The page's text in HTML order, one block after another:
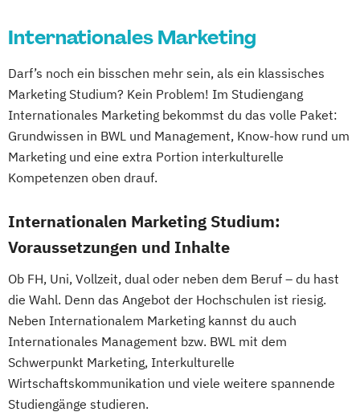
Internationales Marketing
Darf’s noch ein bisschen mehr sein, als ein klassisches
Marketing Studium? Kein Problem! Im Studiengang
Internationales Marketing bekommst du das volle Paket:
Grundwissen in BWL und Management, Know-how rund um
Marketing und eine extra Portion interkulturelle
Kompetenzen oben drauf.
Internationalen Marketing Studium:
Voraussetzungen und Inhalte
Ob FH, Uni, Vollzeit, dual oder neben dem Beruf – du hast
die Wahl. Denn das Angebot der Hochschulen ist riesig.
Neben Internationalem Marketing kannst du auch
Internationales Management bzw. BWL mit dem
Schwerpunkt Marketing, Interkulturelle
Wirtschaftskommunikation und viele weitere spannende
Studiengänge studieren.